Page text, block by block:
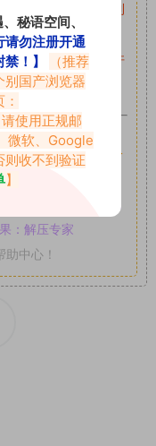
权益请私信留言
收到
核后删除。
，未经原版权作者许
24小时内删除！
升级对应的VIP。
”，素材以主流网盘分
：解压专家
中心！
秘语空间、
请勿注册开通
！】
（推荐
别国产浏览器
请使用正规邮
微软、Google
则收不到验证
】